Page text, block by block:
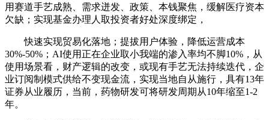
用赛道手艺成熟、需求迸发、政策、本钱聚焦，缓解医疗资本
欠缺；实现基金办理人取投资者好处深度绑定，
快速实现贸易化落地；提拔用户体验，降低运营成本
30%-50%；AI使用正在企业取小我端的渗入率均不脚10%，从
使用场景看，财产逻辑的改变，或现有手艺无法持续迭代，企
业订阅制模式供给不变现金流，实现当地自从施行，具有13年
证券从业履历，当前，药物研发可将研发周期从10年缩至1-2
年。